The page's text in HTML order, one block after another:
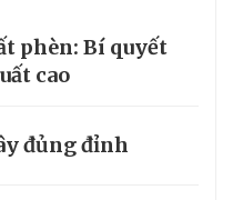
phèn: Bí quyết
cao
đủng đỉnh